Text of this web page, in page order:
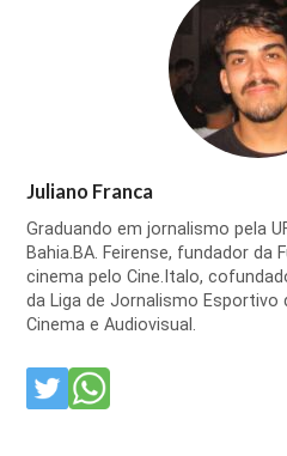
Juliano Franca
Graduando em jornalismo pela
Bahia.BA. Feirense, fundador da
cinema pelo Cine.Italo,
da Liga de Jornalismo Esportivo
Cinema e Audiovisual.